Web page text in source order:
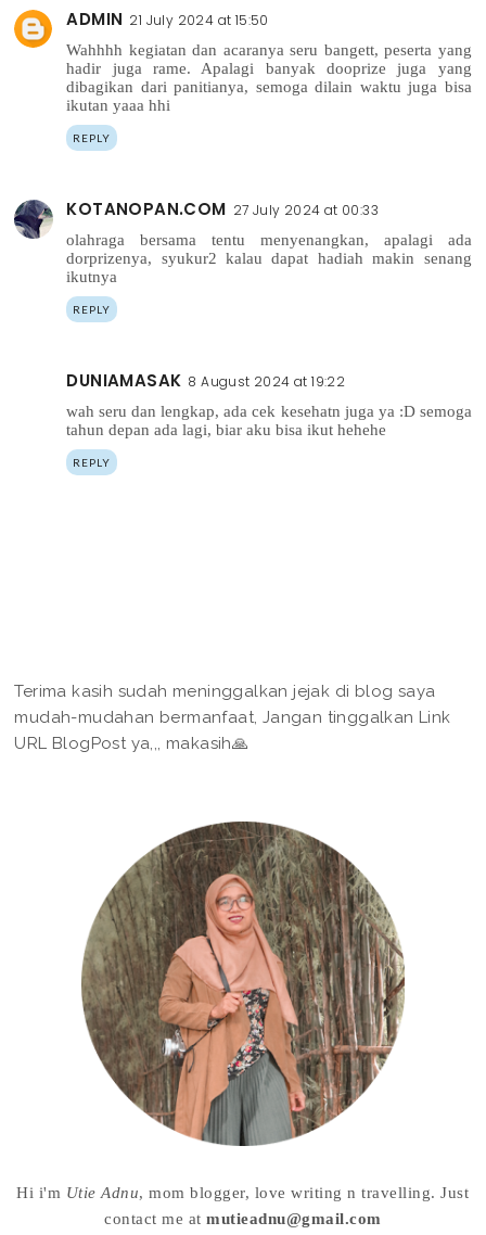
ADMIN 21 July 2024 at 15:50
Wahhhh kegiatan dan acaranya seru bangett, peserta yang
hadir juga rame. Apalagi banyak dooprize juga yang
dibagikan dari panitianya, semoga dilain waktu juga bisa
ikutan yaaa hhi
REPLY
KOTANOPAN.COM 27 July 2024 at 00:33
olahraga bersama tentu menyenangkan, apalagi ada
dorprizenya, syukur2 kalau dapat hadiah makin senang
ikutnya
REPLY
DUNIAMASAK 8 August 2024 at 19:22
wah seru dan lengkap, ada cek kesehatn juga ya :D semoga
tahun depan ada lagi, biar aku bisa ikut hehehe
REPLY
Terima kasih sudah meninggalkan jejak di blog saya
mudah-mudahan bermanfaat, Jangan tinggalkan Link
URL BlogPost ya,,, makasih🙏
Hi i'm Utie Adnu, mom blogger, love writing n travelling. Just
contact me atmutieadnu@gmail.com